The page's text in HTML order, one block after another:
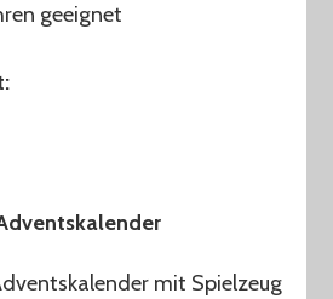
geeignet
mit Spielzeug